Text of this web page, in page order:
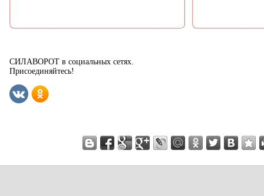
СИЛАВОРОТ в социальных сетях.
Присоединяйтесь!